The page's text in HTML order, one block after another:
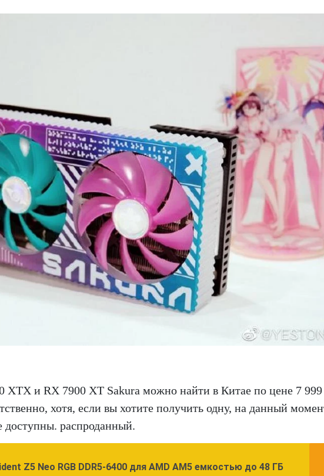
XTX и RX 7900 XT Sakura можно найти в Китае по цене 7 999
хотя, если вы хотите получить одну, на данный
доступны. распроданный.
Z5 Neo RGB DDR5-6400 для AMD AM5 емкостью до 48 ГБ